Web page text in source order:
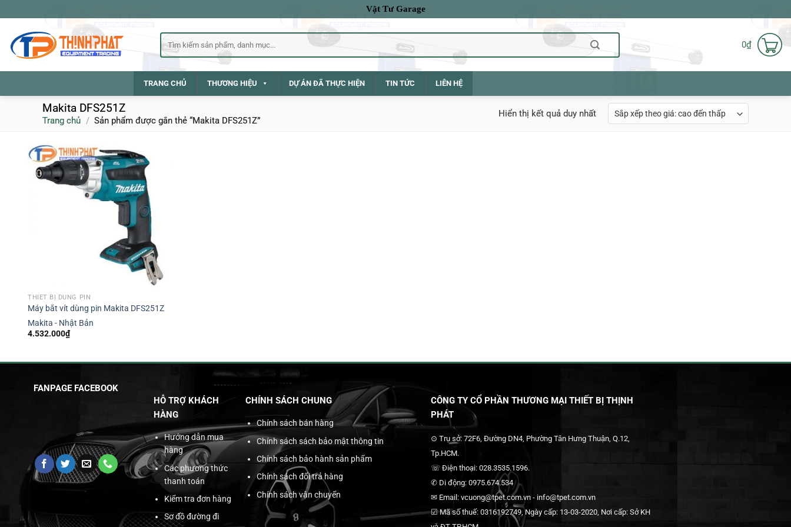
qua
dung
Vật Tư Garage
Tìm
kiếm:
0₫
TRANG CHỦ THƯƠNG HIỆU DỰ ÁN ĐÃ THỰC HIỆN TIN TỨC LIÊN HỆ
Makita DFS251Z
Trang chủ / Sản phẩm được gắn thẻ “Makita DFS251Z”
Hiển thị kết quả duy nhất
THIẾT BỊ DÙNG PIN
Máy bắt vít dùng pin Makita DFS251Z
Makita - Nhật Bản
4.532.000₫
FANPAGE FACEBOOK
HỖ TRỢ KHÁCH
HÀNG
Hướng dẫn mua
hàng
Các phương thức
thanh toán
Kiểm tra đơn hàng
Sơ đồ đường đi
CHÍNH SÁCH CHUNG
Chính sách bán hàng
Chính sách sách bảo mật thông tin
Chính sách bảo hành sản phẩm
Chính sách đổi trả hàng
Chính sách vận chuyển
CÔNG TY CỔ PHẦN THƯƠNG MẠI THIẾT BỊ THỊNH
PHÁT
⊙ Trụ sở: 72F6, Đường DN4, Phường Tân Hưng Thuận, Q.12,
Tp.HCM.
☏ Điện thoại: 028.3535.1596.
✆ Di động: 0975.674.534
✉ Email: vcuong@tpet.com.vn - info@tpet.com.vn
☑ Mã số thuế: 0316192749, Ngày cấp: 13-03-2020, Nơi cấp: Sở KH